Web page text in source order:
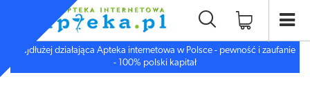
Najdłużej działająca Apteka internetowa w Polsce - pewność i zaufanie
- 100% polski kapitał